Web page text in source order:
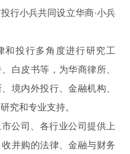
行小兵共同设立华商·小兵
和投行多角度进行研究工
白皮书等，为华商律所、
境内外投行、金融机构、
究和专业支持。
公司、各行业公司提供上
并购的法律、金融与财务